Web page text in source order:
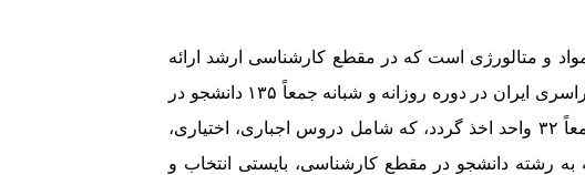
و متالورژی است که در مقطع کارشناسی ارشد ارائه
می شود. در سال ۹۷ ظرفیت پذیرش در دانشگاه های سراسری ایران در دوره روزانه و شبانه جمعاً ۱۳۵ دانشجو در
گرایش شکل دادن فلزات بوده است. در این دوره باید جمعاً ۳۲ واحد اخذ گردد، که شامل دروس اجباری، اختیاری،
به رشته دانشجو در مقطع کارشناسی، بایستی انتخاب و